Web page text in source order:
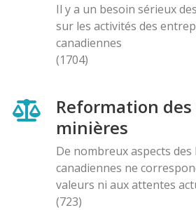
Il y a un besoin sérieux
sur les activités des
canadiennes
(1704)
Reformation des
minières
De nombreux aspects
canadiennes ne
valeurs ni aux attentes
(723)